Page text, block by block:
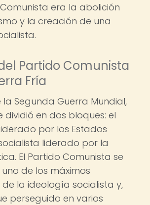
era la abolición
y la creación de una
Partido Comunista
Fría
la Segunda Guerra Mundial,
dividió en dos bloques: el
por los Estados
liderado por la
El Partido Comunista se
de los máximos
de la ideología socialista y,
perseguido en varios